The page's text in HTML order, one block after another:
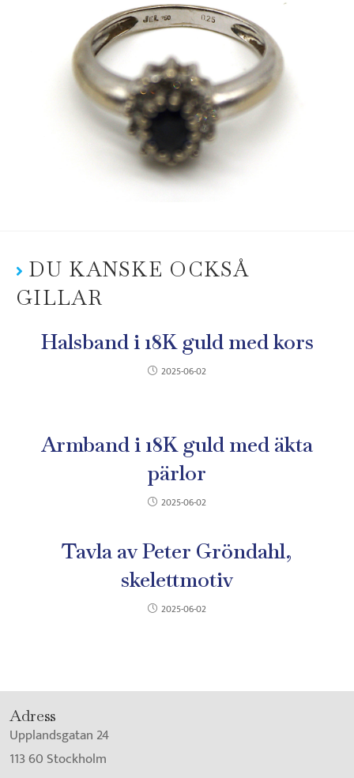
DU KANSKE OCKSÅ
GILLAR
Halsband i 18K guld med kors
2025-06-02
Armband i 18K guld med äkta
pärlor
2025-06-02
Tavla av Peter Gröndahl,
skelettmotiv
2025-06-02
Adress
Upplandsgatan 24
113 60 Stockholm